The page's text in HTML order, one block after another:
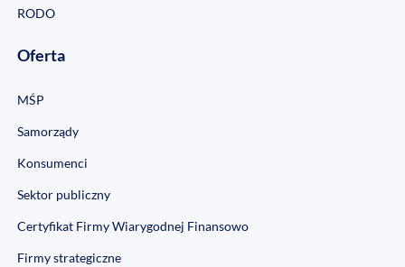
RODO
Oferta
MŚP
Samorządy
Konsumenci
Sektor publiczny
Certyfikat Firmy Wiarygodnej Finansowo
Firmy strategiczne